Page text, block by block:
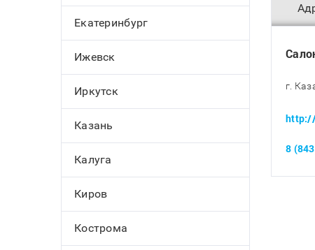
Екатеринбург
Ижевск
Иркутск
Казань
Калуга
Киров
Кострома
г.
8